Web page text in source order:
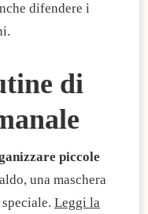
difendere i
di
piccole
una maschera
Leggi la